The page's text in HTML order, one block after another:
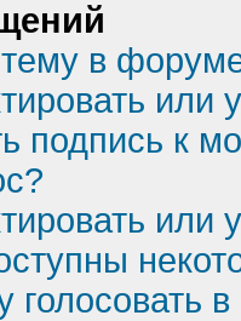
в
или
подпись к
или
голосовать